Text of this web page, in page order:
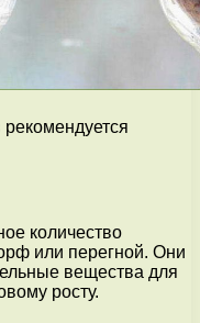
количество
или перегной. Они
вещества для
росту.